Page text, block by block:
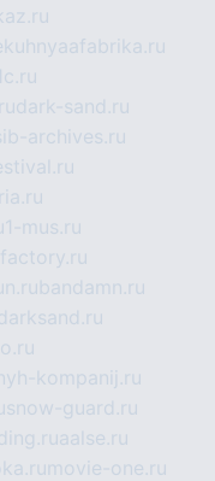
dark-sand.ru
archives.ru
1-mus.ru
bandamn.ru
kompanij.ru
snow-guard.ru
aalse.ru
movie-one.ru